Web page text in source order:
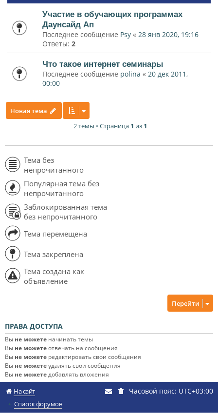
Участие в обучающих программах
Даунсайд Ап
Последнее сообщение Psy « 28 янв 2020, 19:16
Ответы: 2
Что такое интернет семинары
Последнее сообщение polina « 20 дек 2011,
00:00
Новая тема
2 темы • Страница 1 из 1
Тема без
непрочитанного
Популярная тема без
непрочитанного
Заблокированная тема
без непрочитанного
Тема перемещена
Тема закреплена
Тема создана как
объявление
Перейти
ПРАВА ДОСТУПА
Вы не можете начинать темы
Вы не можетеотвечать на сообщения
Вы не можете редактировать свои сообщения
Вы не можетеудалять свои сообщения
Вы не можетедобавлять вложения
На сайт
Список форумов
Часовой пояс: UTC+03:00